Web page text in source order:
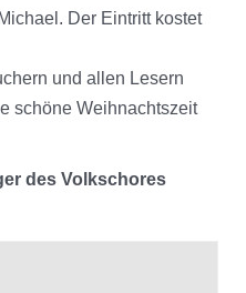
Der Eintritt kostet
und allen Lesern
schöne Weihnachtszeit
des Volkschores